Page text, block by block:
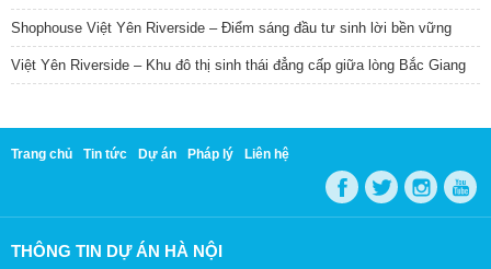
Shophouse Việt Yên Riverside – Điểm sáng đầu tư sinh lời bền vững
Việt Yên Riverside – Khu đô thị sinh thái đẳng cấp giữa lòng Bắc Giang
Trang chủ Tin tức Dự án Pháp lý Liên hệ
THÔNG TIN DỰ ÁN HÀ NỘI